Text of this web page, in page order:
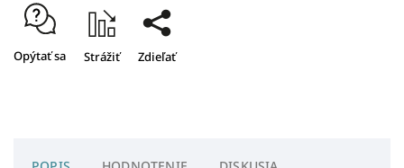
Opýtať sa Strážiť Zdieľať